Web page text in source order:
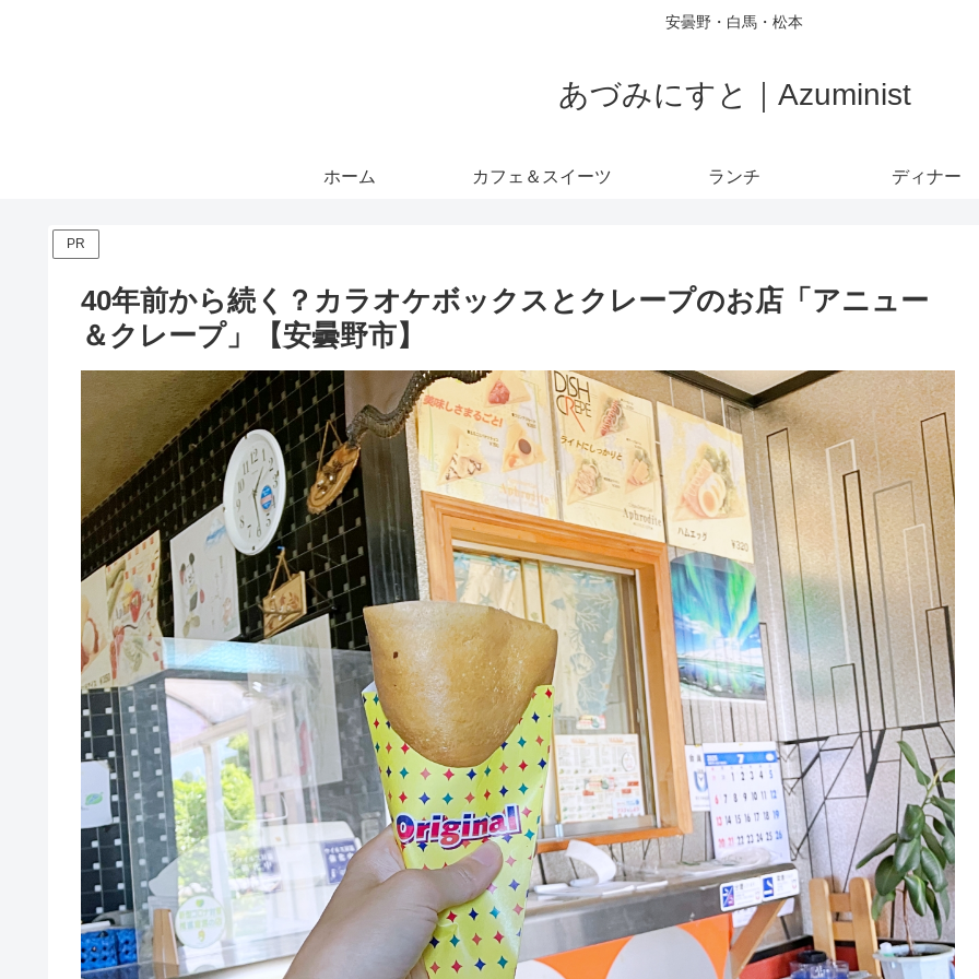
安曇野・白馬・松本
あづみにすと｜Azuminist
ホーム カフェ＆スイーツ ランチ ディナー
PR
40年前から続く？カラオケボックスとクレープのお店「アニュー
＆クレープ」【安曇野市】